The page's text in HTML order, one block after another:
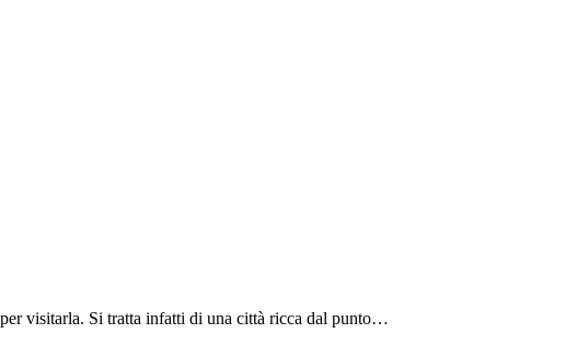
visitarla. Si tratta infatti di una città ricca dal punto…